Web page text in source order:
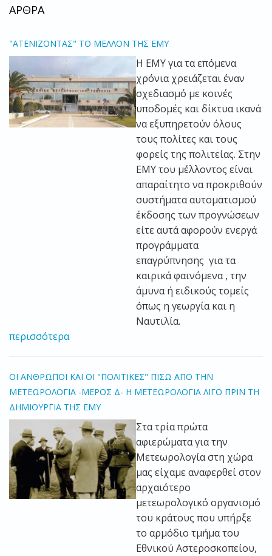
ΑΡΘΡΑ
"ΑΤΕΝΙΖΟΝΤΑΣ" ΤΟ ΜΕΛΛΟΝ ΤΗΣ ΕΜΥ
Η ΕΜΥ για τα επόμενα
χρόνια χρειάζεται έναν
σχεδιασμό με κοινές
υποδομές και δίκτυα ικανά
να εξυπηρετούν όλους
τους πολίτες και τους
φορείς της πολιτείας. Στην
ΕΜΥ του μέλλοντος είναι
απαραίτητο να προκριθούν
συστήματα αυτοματισμού
έκδοσης των προγνώσεων
είτε αυτά αφορούν ενεργά
προγράμματα
επαγρύπνησης για τα
καιρικά φαινόμενα , την
άμυνα ή ειδικούς τομείς
όπως η γεωργία και η
Ναυτιλία.
περισσότερα
ΟΙ ΑΝΘΡΩΠΟΙ ΚΑΙ ΟΙ "ΠΟΛΙΤΙΚΕΣ" ΠΙΣΩ ΑΠΟ ΤΗΝ
ΜΕΤΕΩΡΟΛΟΓΙΑ -ΜΕΡΟΣ Δ- Η ΜΕΤΕΩΡΟΛΟΓΙΑ ΛΙΓΟ ΠΡΙΝ ΤΗ
ΔΗΜΙΟΥΡΓΙΑ ΤΗΣ ΕΜΥ
Στα τρία πρώτα
αφιερώματα για την
Μετεωρολογία στη χώρα
μας είχαμε αναφερθεί στον
αρχαιότερο
μετεωρολογικό οργανισμό
του κράτους που υπήρξε
το αρμόδιο τμήμα του
Εθνικού Αστεροσκοπείου,